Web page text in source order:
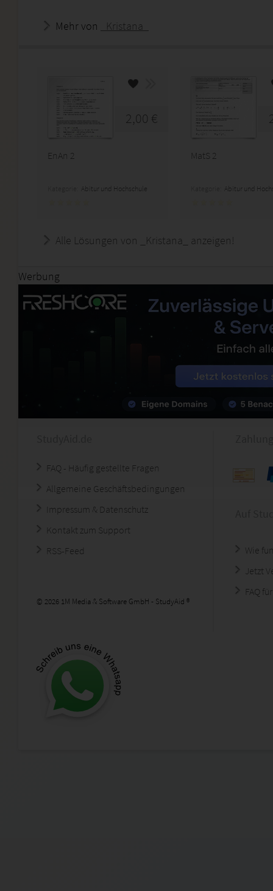
Mehr von _Kristana_
2,00 €
EnAn 2
Abitur und Hochschule
MatS 2
Abitur und
Alle Lösungen von _Kristana_ anzeigen!
Werbung
FAQ - Häufig gestellte Fragen
Allgemeine Geschäftsbedingungen
Impressum & Datenschutz
Kontakt zum Support
RSS-Feed
© 2026 1M Media & Software GmbH - StudyAid ®
Wie
Jetzt
FAQ